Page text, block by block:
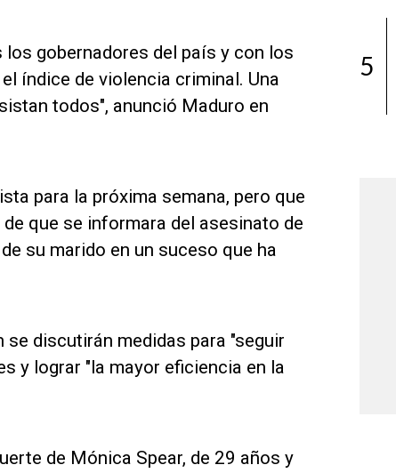
gobernadores del país y con los
índice de violencia criminal. Una
todos", anunció Maduro en
para la próxima semana, pero que
que se informara del asesinato de
su marido en un suceso que ha
discutirán medidas para "seguir
y lograr "la mayor eficiencia en la
de Mónica Spear, de 29 años y
5